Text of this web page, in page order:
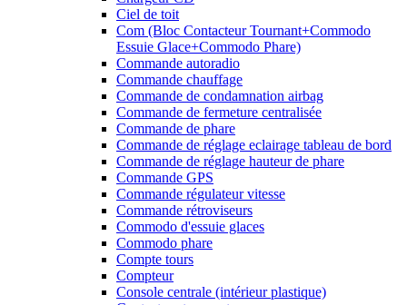
Ciel de toit
Com (Bloc Contacteur Tournant+Commodo
Essuie Glace+Commodo Phare)
Commande autoradio
Commande chauffage
Commande de condamnation airbag
Commande de fermeture centralisée
Commande de phare
Commande de réglage eclairage tableau de bord
Commande de réglage hauteur de phare
Commande GPS
Commande régulateur vitesse
Commande rétroviseurs
Commodo d'essuie glaces
Commodo phare
Compte tours
Compteur
Console centrale (intérieur plastique)